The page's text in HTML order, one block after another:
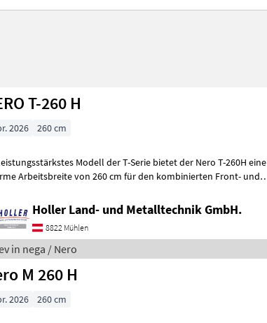
T-260 H
2026 260 cm
Modell der T-Serie bietet der Nero T-260H eine
Arbeitsbreite von 260 cm für den kombinierten Front- und
Holler Land- und Metalltechnik GmbH.
8822 Mühlen
in nega / Nero
M 260 H
2026 260 cm